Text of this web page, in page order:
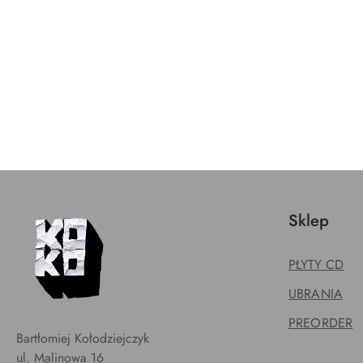
Bartłomiej Kołodziejczyk
ul. Malinowa 16
Sklep
PŁYTY CD
UBRANIA
PREORDER